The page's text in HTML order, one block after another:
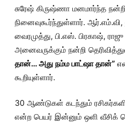
சுரேஷ் கிருஷ்ணா மனமார்ந்த
நினைவுகூர்ந்துள்ளார்.
வைரமுத்து, பி.எஸ். பிரகாஷ்,
அனைவருக்கும் நன்றி
தான்… அது நம்ம பாட்ஷா தான்”
கூறியுள்ளார்.
30 ஆண்டுகள் கடந்தும்
என்ற பெயர் இன்னும் ஒளி வீசிக்